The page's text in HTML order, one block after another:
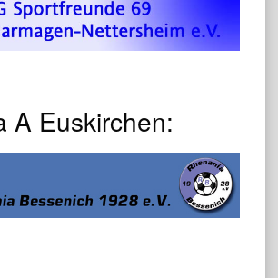
A Euskirchen: